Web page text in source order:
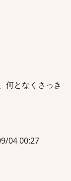
何となくさっき
04 00:27